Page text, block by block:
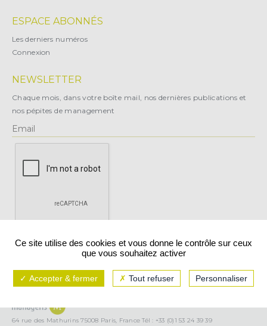
ESPACE ABONNÉS
Les derniers numéros
Connexion
NEWSLETTER
Chaque mois, dans votre boîte mail, nos dernières publications et
nos pépites de management
64 rue des Mathurins 75008 Paris, France Tél : +33 (0)1 53 24 39 39
Ce site utilise des cookies et vous donne le contrôle sur ceux
que vous souhaitez activer
Accepter & fermer Tout refuser Personnaliser